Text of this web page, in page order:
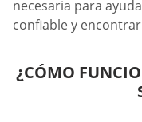
necesaria para
confiable y
¿CÓMO